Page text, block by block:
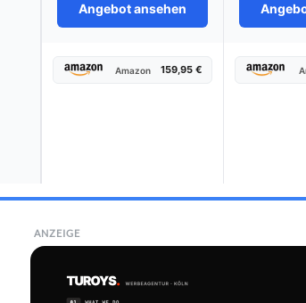
Angebot ansehen
Amazon 159,95 €
ANZEIGE